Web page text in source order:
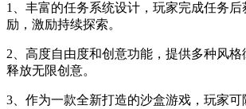
1、丰富的任务系统设计，玩家完成任务后
励，激励持续探索。
2、高度自由度和创意功能，提供多种风格
释放无限创意。
3、作为一款全新打造的沙盒游戏，玩家